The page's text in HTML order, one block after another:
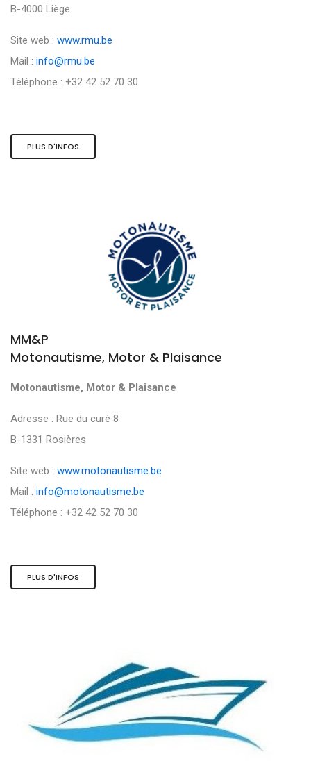
B-4000 Liège
Site web : www.rmu.be
Mail : info@rmu.be
Téléphone : +32 42 52 70 30
PLUS D'INFOS
MM&P
Motonautisme, Motor & Plaisance
Motonautisme, Motor & Plaisance
Adresse : Rue du curé 8
B-1331 Rosières
Site web : www.motonautisme.be
Mail : info@motonautisme.be
Téléphone : +32 42 52 70 30
PLUS D'INFOS